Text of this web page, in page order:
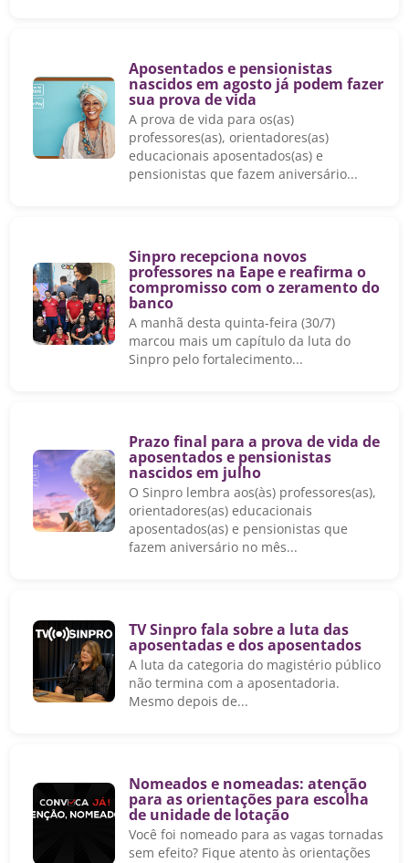
Aposentados e pensionistas
nascidos em agosto já podem fazer
sua prova de vida
A prova de vida para os(as)
professores(as), orientadores(as)
educacionais aposentados(as) e
pensionistas que fazem aniversário...
Sinpro recepciona novos
professores na Eape e reafirma o
compromisso com o zeramento do
banco
A manhã desta quinta-feira (30/7)
marcou mais um capítulo da luta do
Sinpro pelo fortalecimento...
Prazo final para a prova de vida de
aposentados e pensionistas
nascidos em julho
O Sinpro lembra aos(às) professores(as),
orientadores(as) educacionais
aposentados(as) e pensionistas que
fazem aniversário no mês...
TV Sinpro fala sobre a luta das
aposentadas e dos aposentados
A luta da categoria do magistério público
não termina com a aposentadoria.
Mesmo depois de...
Nomeados e nomeadas: atenção
para as orientações para escolha
de unidade de lotação
Você foi nomeado para as vagas tornadas
sem efeito? Fique atento às orientações